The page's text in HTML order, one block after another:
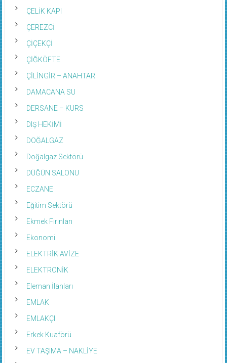
ÇELİK KAPI
ÇEREZCİ
ÇİÇEKÇİ
ÇİĞKÖFTE
ÇİLİNGİR – ANAHTAR
DAMACANA SU
DERSANE – KURS
DIŞ HEKİMİ
DOĞALGAZ
Doğalgaz Sektörü
DÜĞÜN SALONU
ECZANE
Eğitim Sektörü
Ekmek Fırınları
Ekonomi
ELEKTRİK AVİZE
ELEKTRONİK
Eleman İlanları
EMLAK
EMLAKÇI
Erkek Kuaförü
EV TAŞIMA – NAKLİYE